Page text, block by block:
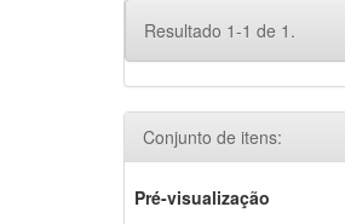
Resultado 1-1 de 1.
Conjunto de itens:
Pré-visualização